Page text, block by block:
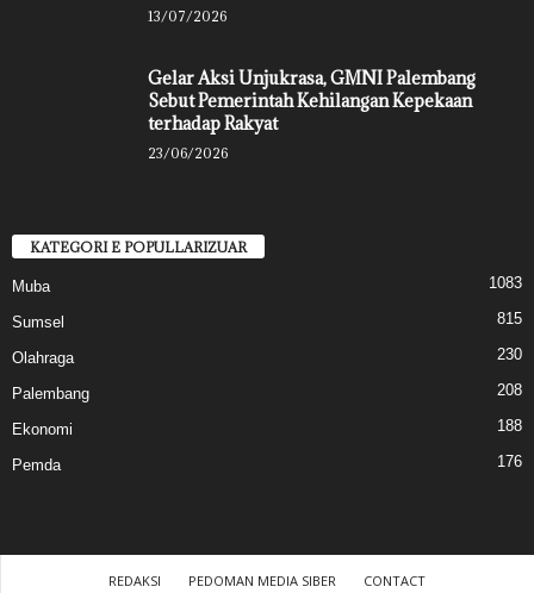
13/07/2026
Gelar Aksi Unjukrasa, GMNI Palembang
Sebut Pemerintah Kehilangan Kepekaan
terhadap Rakyat
23/06/2026
KATEGORI E POPULLARIZUAR
Muba 1083
Sumsel 815
Olahraga 230
Palembang 208
Ekonomi 188
Pemda 176
REDAKSI PEDOMAN MEDIA SIBER CONTACT